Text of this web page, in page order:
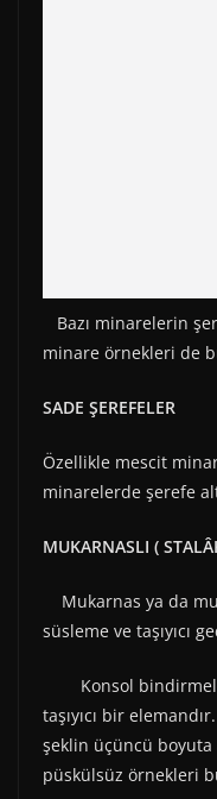
Bazı minarelerin
minare örnekleri de
SADE ŞEREFELER
Özellikle mescit
minarelerde şerefe
MUKARNASLI (
Mukarnas ya da
süsleme ve taşıyıcı
Konsol
taşıyıcı bir
şeklin üçüncü boyuta
püskülsüz örnekleri